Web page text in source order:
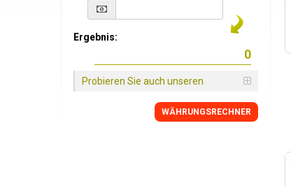
Ergebnis:
Probieren Sie auch unseren
WÄHRUNGSRECHNER